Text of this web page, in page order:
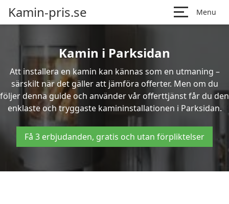
Kamin-pris.se Menu
Kamin i Parksidan
Att installera en kamin kan kännas som en utmaning –
särskilt när det gäller att jämföra offerter. Men om du
följer denna guide och använder vår offerttjänst får du den
enklaste och tryggaste kamininstallationen i Parksidan.
Få 3 erbjudanden, gratis och utan förpliktelser